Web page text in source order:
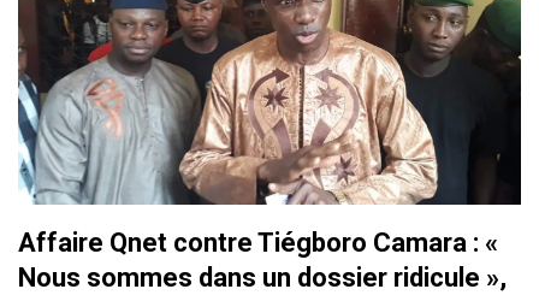
Affaire Qnet contre Tiégboro Camara : «
Nous sommes dans un dossier ridicule »,